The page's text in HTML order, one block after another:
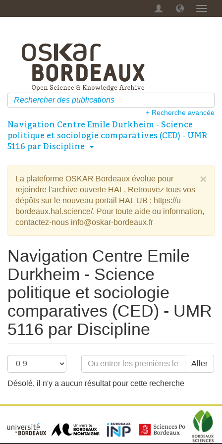
Menu
+ Recherche avancée
Navigation Centre Emile Durkheim - Science
politique et sociologie comparatives (CED) - UMR
5116 par Discipline
×
La plateforme OSKAR Bordeaux évolue pour
rejoindre l'archive ouverte HAL. Retrouvez tous vos
dépôts sur le nouveau portail HAL UB : https://u-
bordeaux.hal.science/. Pour toute aide ou information,
contactez-nous info@oskar-bordeaux.fr
Navigation Centre Emile
Durkheim - Science
politique et sociologie
comparatives (CED) - UMR
5116 par Discipline
Aller
Désolé, il n'y a aucun résultat pour cette recherche